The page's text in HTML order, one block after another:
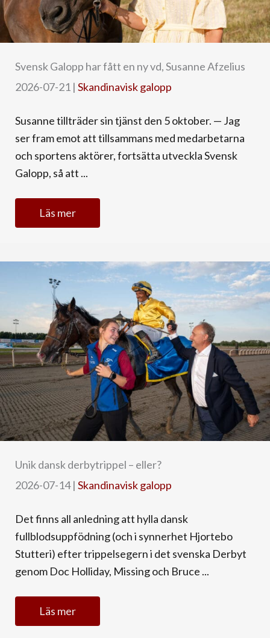
Svensk Galopp har fått en ny vd, Susanne Afzelius
2026-07-21 | Skandinavisk galopp
Susanne tillträder sin tjänst den 5 oktober. — Jag
ser fram emot att tillsammans med medarbetarna
och sportens aktörer, fortsätta utveckla Svensk
Galopp, så att ...
Läs mer
Unik dansk derbytrippel – eller?
2026-07-14| Skandinavisk galopp
Det finns all anledning att hylla dansk
fullblodsuppfödning (och i synnerhet Hjortebo
Stutteri) efter trippelsegern i det svenska Derbyt
genom Doc Holliday, Missing och Bruce ...
Läs mer